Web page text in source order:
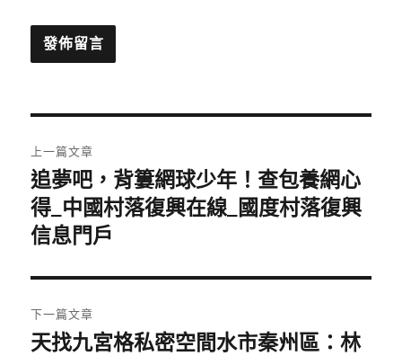
章
導
覽
上一篇文章
上
一
篇
章:
追夢吧，背簍網球少年！查包養網心
得_中國村落復興在線_國度村落復興
信息門戶
下一篇文章
下
天找九宮格私密空間水市秦州區：林